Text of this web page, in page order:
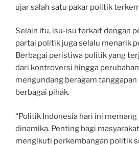
ujar salah satu pakar politik
Selain itu, isu-isu terkait dengan
partai politik juga selalu menarik
Berbagai peristiwa politik yang
dari kontroversi hingga
mengundang beragam tanggapan
berbagai pihak.
“Politik Indonesia hari ini
dinamika. Penting bagi
mengikuti perkembangan politik